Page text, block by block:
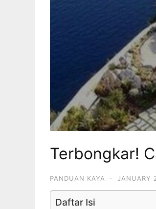
Terbongkar!
PANDUAN KAYA · JANUARY
Daftar Isi